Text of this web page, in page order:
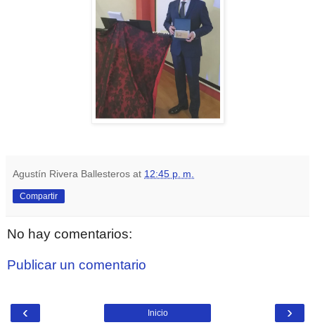
Agustín Rivera Ballesteros at 12:45 p. m.
Compartir
No hay comentarios:
Publicar un comentario
‹ ›
Inicio